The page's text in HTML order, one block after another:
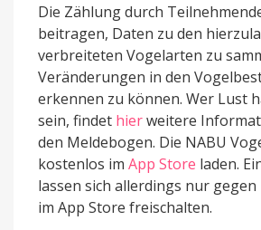
Die Zählung durch
beitragen, Daten zu den
verbreiteten Vogelarten zu
Veränderungen in den
erkennen zu können. Wer Lust
sein, findet hierweitere
den Meldebogen. Die NABU
kostenlos im App Store laden.
lassen sich allerdings nur
im App Store freischalten.